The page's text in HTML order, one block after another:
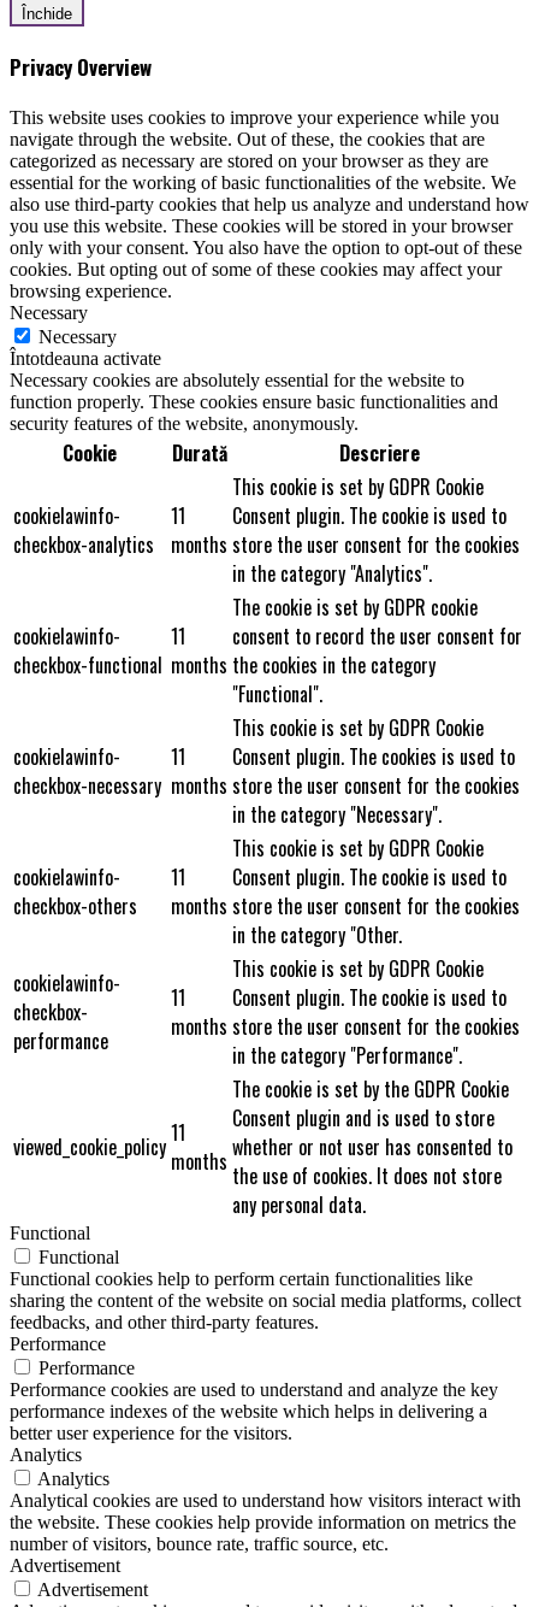
Închide
Privacy Overview
This website uses cookies to improve your experience while you
navigate through the website. Out of these, the cookies that are
categorized as necessary are stored on your browser as they are
essential for the working of basic functionalities of the website. We
also use third-party cookies that help us analyze and understand how
you use this website. These cookies will be stored in your browser
only with your consent. You also have the option to opt-out of these
cookies. But opting out of some of these cookies may affect your
browsing experience.
Necessary
Necessary
Întotdeauna activate
Necessary cookies are absolutely essential for the website to
function properly. These cookies ensure basic functionalities and
security features of the website, anonymously.
Cookie Durată Descriere
cookielawinfo-
checkbox-analytics
11
months
This cookie is set by GDPR Cookie
Consent plugin. The cookie is used to
store the user consent for the cookies
in the category "Analytics".
cookielawinfo-
checkbox-functional
11
months
The cookie is set by GDPR cookie
consent to record the user consent for
the cookies in the category
"Functional".
cookielawinfo-
checkbox-necessary
11
months
This cookie is set by GDPR Cookie
Consent plugin. The cookies is used to
store the user consent for the cookies
in the category "Necessary".
cookielawinfo-
checkbox-others
11
months
This cookie is set by GDPR Cookie
Consent plugin. The cookie is used to
store the user consent for the cookies
in the category "Other.
cookielawinfo-
checkbox-
performance
11
months
This cookie is set by GDPR Cookie
Consent plugin. The cookie is used to
store the user consent for the cookies
in the category "Performance".
viewed_cookie_policy11
months
The cookie is set by the GDPR Cookie
Consent plugin and is used to store
whether or not user has consented to
the use of cookies. It does not store
any personal data.
Functional
Functional
Functional cookies help to perform certain functionalities like
sharing the content of the website on social media platforms, collect
feedbacks, and other third-party features.
Performance
Performance
Performance cookies are used to understand and analyze the key
performance indexes of the website which helps in delivering a
better user experience for the visitors.
Analytics
Analytics
Analytical cookies are used to understand how visitors interact with
the website. These cookies help provide information on metrics the
number of visitors, bounce rate, traffic source, etc.
Advertisement
Advertisement